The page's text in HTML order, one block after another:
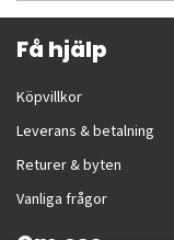
Få hjälp
Köpvillkor
Leverans & betalning
Returer & byten
Vanliga frågor